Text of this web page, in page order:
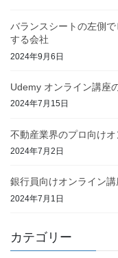
バランスシートの左側
する会社
2024年9月6日
Udemy オンライン講座
2024年7月15日
不動産業界のプロ向け
2024年7月2日
銀行員向けオンライン
2024年7月1日
カテゴリー